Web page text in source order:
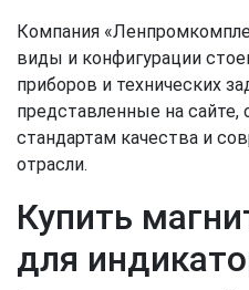
Компания
виды и конфигурации
приборов и технических
представленные на
стандартам качества и
отрасли.
Купить
для